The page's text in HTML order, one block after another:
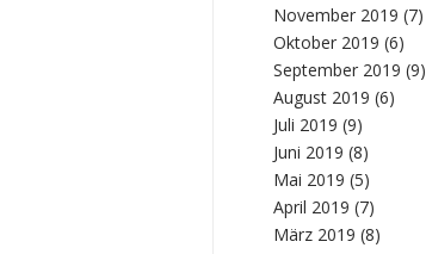
November 2019 (7)
Oktober 2019 (6)
September 2019 (9)
August 2019 (6)
Juli 2019 (9)
Juni 2019 (8)
Mai 2019 (5)
April 2019 (7)
März 2019 (8)